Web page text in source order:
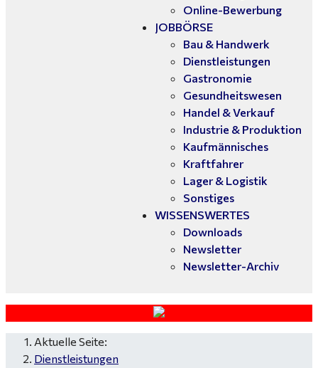
Online-Bewerbung
JOBBÖRSE
Bau & Handwerk
Dienstleistungen
Gastronomie
Gesundheitswesen
Handel & Verkauf
Industrie & Produktion
Kaufmännisches
Kraftfahrer
Lager & Logistik
Sonstiges
WISSENSWERTES
Downloads
Newsletter
Newsletter-Archiv
Aktuelle Seite:
Dienstleistungen